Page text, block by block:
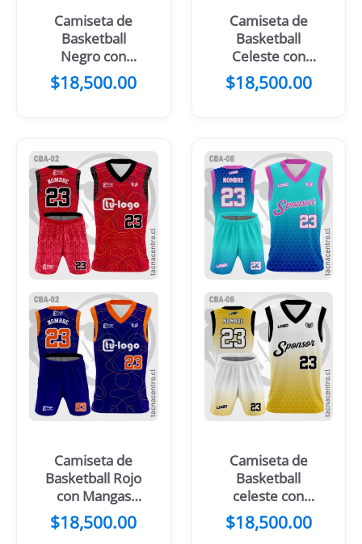
Camiseta de
Basketball
Negro con
Mangas Verdes
$18,500.00
Camiseta de
Basketball
Celeste con
mangas
moradas
$18,500.00
Camiseta de
Basketball Rojo
con Mangas
Negras
$18,500.00
Camiseta de
Basketball
celeste con
mangas
rosadas
$18,500.00